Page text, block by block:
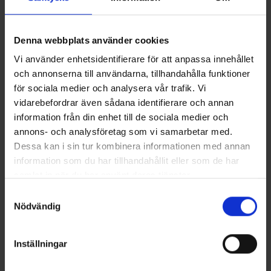
Denna webbplats använder cookies
Vi använder enhetsidentifierare för att anpassa innehållet
och annonserna till användarna, tillhandahålla funktioner
för sociala medier och analysera vår trafik. Vi
vidarebefordrar även sådana identifierare och annan
information från din enhet till de sociala medier och
annons- och analysföretag som vi samarbetar med.
Dessa kan i sin tur kombinera informationen med annan
information som du har tillhandahållit eller som de har
Nödvändig
Inställningar
i hur systemen används och optimeras i praktiken.
fokuserade på säker hantering, effektiv användning
och hur den nya tekniken bäst nyttjas i det dagliga
arbetet.
NYHETSARKIV
PULS I NY TOTALENTREPRENAD FÖR
MARKRELINING PÅ UPPDRAG AV VA SYD
RENINGSVERKET I HÄSSLEHOLM
PULS I NYTT MARKRELININGSPROJEKT PÅ